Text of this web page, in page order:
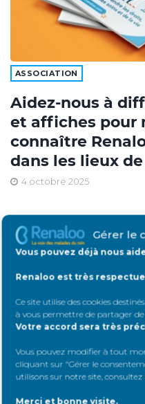
Gérer le
Vous pouvez déjà nous
Renaloo est très
Ce site utilise des cookies
à vous permettre de partager de
Votre accord sera très
Vous pouvez modifier à tout
cliquant sur "Gérer le
utilisons sur notre site, consultez
Merci et bonne visite.
ASSOCIATION
Aidez-nous à
et affiches pour
connaître
dans les lieux
4 octobre 2025
Agenda
Il n’y a actuellement
SAVOIR & FAIRE